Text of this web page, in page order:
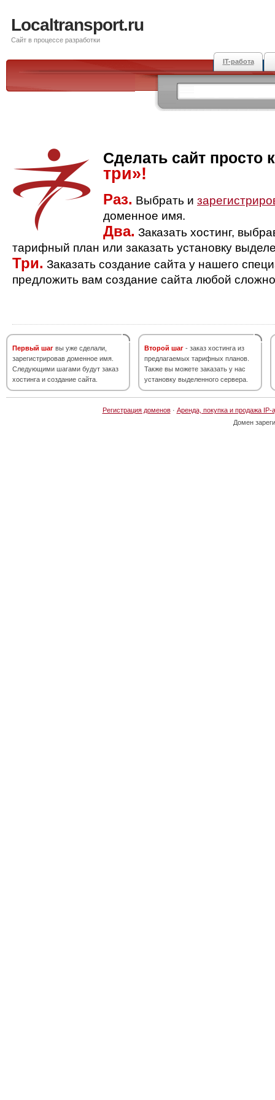
Localtransport.ru
Сайт в процессе разработки
IT-работа
Сделать сайт просто
три»!
Раз. Выбрать и
доменное имя.
Два. Заказать хостинг,
тарифный план или заказать установку
Три. Заказать создание сайта у нашего
предложить вам создание сайта любой
Первый шаг вы уже сделали,
зарегистрировав доменное имя.
Следующими шагами будут заказ
хостинга и создание сайта.
Второй шаг - заказ хостинга из
предлагаемых тарифных планов.
Также вы можете заказать у нас
установку выделенного сервера.
Регистрация доменов· Аренда, покупка и продажа IP-
Домен